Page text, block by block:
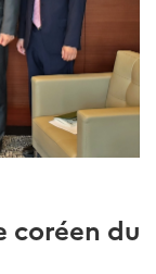
coréen du